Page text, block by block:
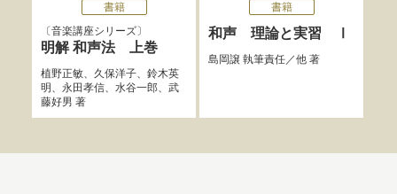
書籍
音楽講座シリーズ
明解 和声法 上巻
植野正敏、 久保洋子、 鈴木英
明 、 永田孝信、 水谷一郎、 武
藤好男 著
書籍
和声 理論と実習 Ⅰ
島岡譲執筆責任／他 著